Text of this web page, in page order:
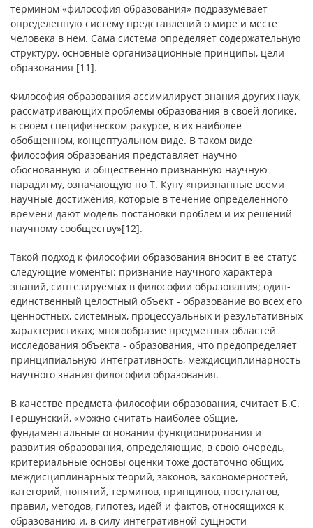
термином «философия образования» подразумевает
определенную систему представлений о мире и месте
человека в нем. Сама система определяет содержательную
структуру, основные организационные принципы, цели
образования [11].
Философия образования ассимилирует знания других наук,
рассматривающих проблемы образования в своей логике,
в своем специфическом ракурсе, в их наиболее
обобщенном, концептуальном виде. В таком виде
философия образования представляет научно
обоснованную и общественно признанную научную
парадигму, означающую по Т. Куну «признанные всеми
научные достижения, которые в течение определенного
времени дают модель постановки проблем и их решений
научному сообществу»[12].
Такой подход к философии образования вносит в ее статус
следующие моменты: признание научного характера
знаний, синтезируемых в философии образования; один-
единственный целостный объект - образование во всех его
ценностных, системных, процессуальных и результативных
характеристиках; многообразие предметных областей
исследования объекта - образования, что предопределяет
принципиальную интегративность, междисциплинарность
научного знания философии образования.
В качестве предмета философии образования, считает Б.С.
Гершунский, «можно считать наиболее общие,
фундаментальные основания функционирования и
развития образования, определяющие, в свою очередь,
критериальные основы оценки тоже достаточно общих,
междисциплинарных теорий, законов, закономерностей,
категорий, понятий, терминов, принципов, постулатов,
правил, методов, гипотез, идей и фактов, относящихся к
образованию и, в силу интегративной сущности